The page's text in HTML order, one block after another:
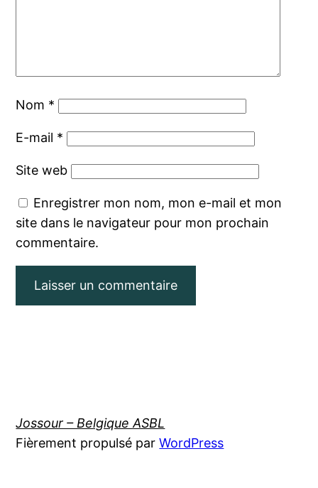
Nom *
E-mail *
Site web
Enregistrer mon nom, mon e-mail et mon
site dans le navigateur pour mon prochain
commentaire.
Jossour – Belgique ASBL
Fièrement propulsé parWordPress